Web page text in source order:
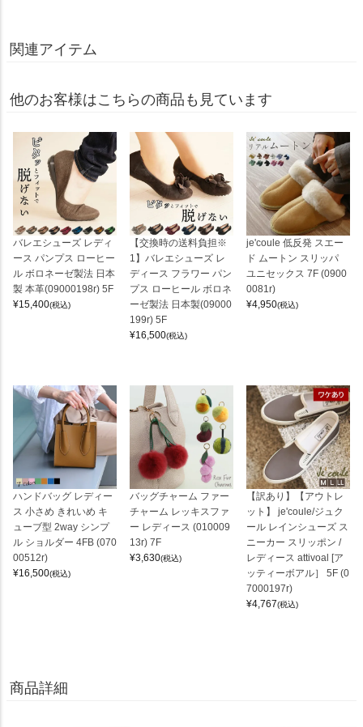
関連アイテム
他のお客様はこちらの商品も見ています
バレエシューズ レディ
ース パンプス ローヒー
ル ボロネーゼ製法 日本
製 本革(09000198r) 5F
¥15,400(税込)
【交換時の送料負担※
1】バレエシューズ レ
ディース フラワー パン
プス ローヒール ボロネ
ーゼ製法 日本製(09000
199r) 5F
¥16,500(税込)
je'coule 低反発 スエー
ド ムートン スリッパ
ユニセックス 7F (0900
0081r)
¥4,950(税込)
ハンドバッグ レディー
ス 小さめ きれいめ キ
ューブ型 2way シンプ
ル ショルダー 4FB (070
00512r)
¥16,500(税込)
バッグチャーム ファー
チャーム レッキスファ
ー レディース (010009
13r) 7F
¥3,630(税込)
【訳あり】【アウトレ
ット】 je'coule/ジュク
ール レインシューズ ス
ニーカー スリッポン /
レディース attivoal [ア
ッティーボアル］ 5F (0
7000197r)
¥4,767(税込)
商品詳細